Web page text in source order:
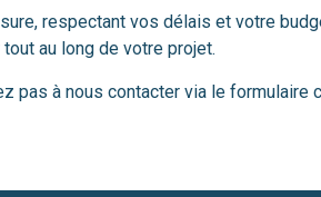
respectant vos délais et votre
au long de votre projet.
pas à nous contacter via le